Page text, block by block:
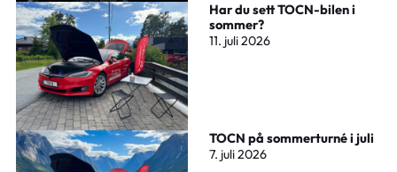
Har du sett TOCN-bilen i
sommer?
11. juli 2026
TOCN på sommerturné i juli
7. juli 2026